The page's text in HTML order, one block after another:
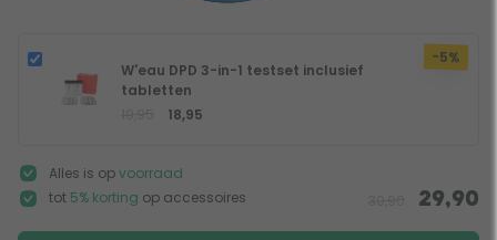
-5%
W'eau DPD 3-in-1 testset inclusief
tabletten
18,95
Alles is opvoorraad
tot 5% korting op accessoires 29,90